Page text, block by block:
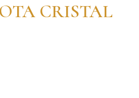
CRISTAL